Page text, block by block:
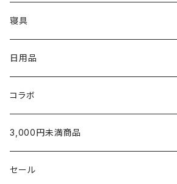
oblada
fog linen work
LAPUAN KANKURIT
POET MEETS DUBWISE
金澤屋
5,001〜10,000円
〜5,000円
5,001〜10,000円
新築・引越祝い
〜5,000円
5,001〜10,000円
内祝い（お返し）
〜5,000円
5,001~10,000円
タオルギフト
チーフタオル
ウォッシュタオル
¥1,000〜¥2,999
¥3,000〜¥4,999
Tシャツ
スウェット・パーカー
シャツ
カーディガン
パンツ
限定カラー
ホームグッズ
出産ご準備
家族みんなで使える
出産祝いに
ベビー服／小物
タオル製品
寝具
枕
U字枕
枕カバー
タオルケット・肌掛け
シーツ・カバー
シーツ
パジャマ
日用品
グッズ
テーブルウェア
ラグ
コラボ
3,000円未満商品
セール